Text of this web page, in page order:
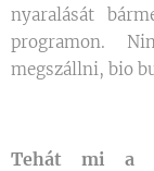
nyaralását
programon.
megszállni, bio
Tehát mi a